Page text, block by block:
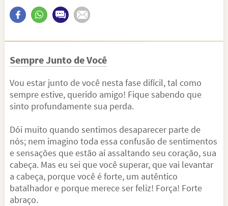
Sempre Junto de Você
Vou estar junto de você nesta fase difícil, tal como
sempre estive, querido amigo! Fique sabendo que
sinto profundamente sua perda.
Dói muito quando sentimos desaparecer parte de
nós; nem imagino toda essa confusão de sentimentos
e sensações que estão aí assaltando seu coração, sua
cabeça. Mas eu sei que você superar, que vai levantar
a cabeça, porque você é forte, um autêntico
batalhador e porque merece ser feliz! Força! Forte
abraço.